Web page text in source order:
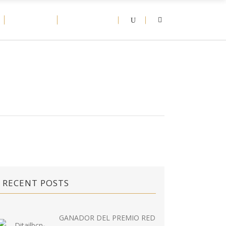
RECENT POSTS
GANADOR DEL PREMIO RED